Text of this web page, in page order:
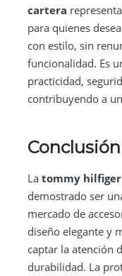
cartera
para quienes
con estilo, sin
funcionalidad. Es
practicidad,
contribuyendo a
Conclusión
La tommy
demostrado ser
mercado de
diseño elegante y
captar la atención
durabilidad. La